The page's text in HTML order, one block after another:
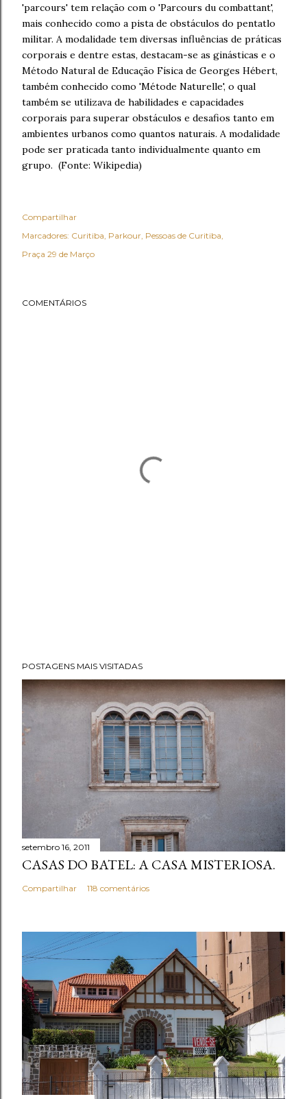
'parcours' tem relação com o 'Parcours du combattant',
mais conhecido como a pista de obstáculos do pentatlo
militar. A modalidade tem diversas influências de práticas
corporais e dentre estas, destacam-se as ginásticas e o
Método Natural de Educação Física de Georges Hébert,
também conhecido como 'Métode Naturelle', o qual
também se utilizava de habilidades e capacidades
corporais para superar obstáculos e desafios tanto em
ambientes urbanos como quantos naturais. A modalidade
pode ser praticada tanto individualmente quanto em
grupo. (Fonte: Wikipedia)
Compartilhar
Marcadores: Curitiba Parkour Pessoas de Curitiba
Praça 29 de Março
COMENTÁRIOS
POSTAGENS MAIS VISITADAS
setembro 16, 2011
CASAS DO BATEL: A CASA MISTERIOSA.
Compartilhar 118 comentários